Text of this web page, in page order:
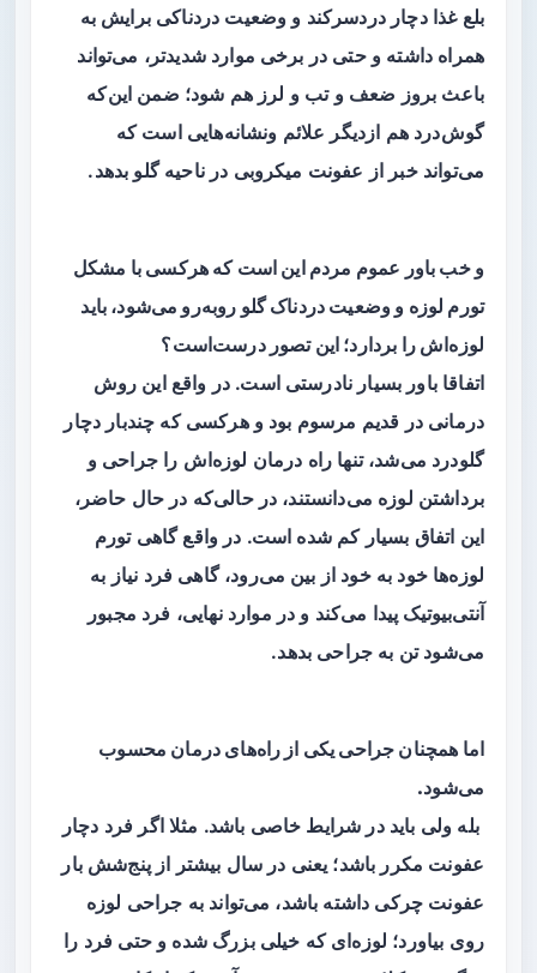
بلع غذا دچار دردسرکند و وضعیت دردناکی برایش به
همراه داشته و حتی در برخی موارد شدیدتر، می‌تواند
باعث بروز ضعف و تب و لرز هم شود؛ ضمن این‌که
گوش‌درد هم ازدیگر علائم ونشانه‌هایی است که
می‌تواند خبر از عفونت میکروبی در ناحیه گلو بدهد.
و خب باور عموم مردم این است که هرکسی با مشکل
تورم لوزه و وضعیت دردناک گلو روبه‌رو می‌شود، باید
لوزه‌اش را بردارد؛ این تصور درست‌است؟
اتفاقا باور بسیار نادرستی است. در واقع این روش
درمانی در قدیم مرسوم بود و هرکسی که چندبار دچار
گلودرد می‌شد، تنها راه درمان لوزه‌اش را جراحی و
برداشتن لوزه می‌دانستند، در حالی‌که در حال حاضر،
این اتفاق بسیار کم شده است. در واقع گاهی تورم
لوزه‌ها خود به خود از بین می‌رود، گاهی فرد نیاز به
آنتی‌بیوتیک پیدا می‌کند و در موارد نهایی، فرد مجبور
می‌شود تن به جراحی بدهد.
اما همچنان جراحی یکی از راه‌های درمان محسوب
می‌شود.
بله ولی باید در شرایط خاصی باشد. مثلا اگر فرد دچار
عفونت مکرر باشد؛ یعنی در سال بیشتر از پنج‌شش بار
عفونت چرکی داشته باشد، می‌تواند به جراحی لوزه
روی بیاورد؛ لوزه‌ای که خیلی بزرگ شده و حتی فرد را